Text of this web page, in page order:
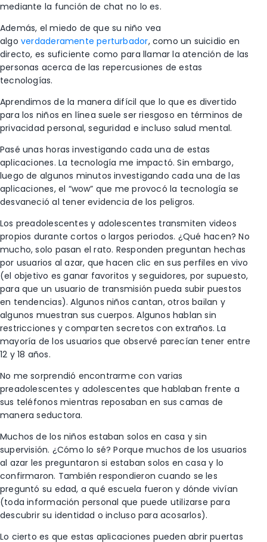
mediante la función de chat no lo es.
Además, el miedo de que su niño vea
algoverdaderamente perturbador, como un suicidio en
directo, es suficiente como para llamar la atención de las
personas acerca de las repercusiones de estas
tecnologías.
Aprendimos de la manera difícil que lo que es divertido
para los niños en línea suele ser riesgoso en términos de
privacidad personal, seguridad e incluso salud mental.
Pasé unas horas investigando cada una de estas
aplicaciones. La tecnología me impactó. Sin embargo,
luego de algunos minutos investigando cada una de las
aplicaciones, el “wow” que me provocó la tecnología se
desvaneció al tener evidencia de los peligros.
Los preadolescentes y adolescentes transmiten videos
propios durante cortos o largos periodos. ¿Qué hacen? No
mucho, solo pasan el rato. Responden preguntan hechas
por usuarios al azar, que hacen clic en sus perfiles en vivo
(el objetivo es ganar favoritos y seguidores, por supuesto,
para que un usuario de transmisión pueda subir puestos
en tendencias). Algunos niños cantan, otros bailan y
algunos muestran sus cuerpos. Algunos hablan sin
restricciones y comparten secretos con extraños. La
mayoría de los usuarios que observé parecían tener entre
12 y 18 años.
No me sorprendió encontrarme con varias
preadolescentes y adolescentes que hablaban frente a
sus teléfonos mientras reposaban en sus camas de
manera seductora.
Muchos de los niños estaban solos en casa y sin
supervisión. ¿Cómo lo sé? Porque muchos de los usuarios
al azar les preguntaron si estaban solos en casa y lo
confirmaron. También respondieron cuando se les
preguntó su edad, a qué escuela fueron y dónde vivían
(toda información personal que puede utilizarse para
descubrir su identidad o incluso para acosarlos).
Lo cierto es que estas aplicaciones pueden abrir puertas